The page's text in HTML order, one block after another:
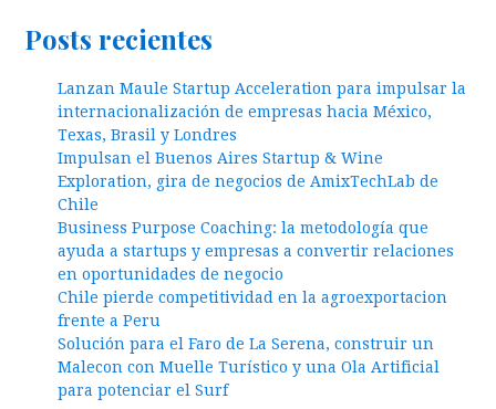
Posts recientes
Lanzan Maule Startup Acceleration para impulsar la
internacionalización de empresas hacia México,
Texas, Brasil y Londres
Impulsan el Buenos Aires Startup & Wine
Exploration, gira de negocios de AmixTechLab de
Chile
Business Purpose Coaching: la metodología que
ayuda a startups y empresas a convertir relaciones
en oportunidades de negocio
Chile pierde competitividad en la agroexportacion
frente a Peru
Solución para el Faro de La Serena, construir un
Malecon con Muelle Turístico y una Ola Artificial
para potenciar el Surf